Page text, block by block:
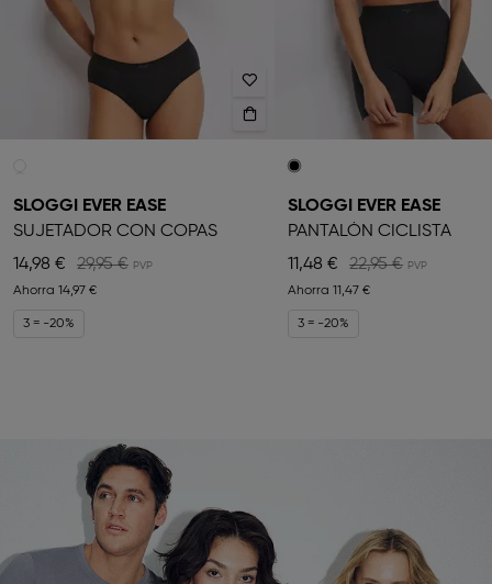
SLOGGI EVER EASE
SUJETADOR CON COPAS
14,98 €
29,95 €
Ahorra 14,97 €
3 = -20%
SLOGGI EVER EASE
PANTALÓN CICLISTA
11,48 €
22,95 €
Ahorra 11,47 €
3 = -20%